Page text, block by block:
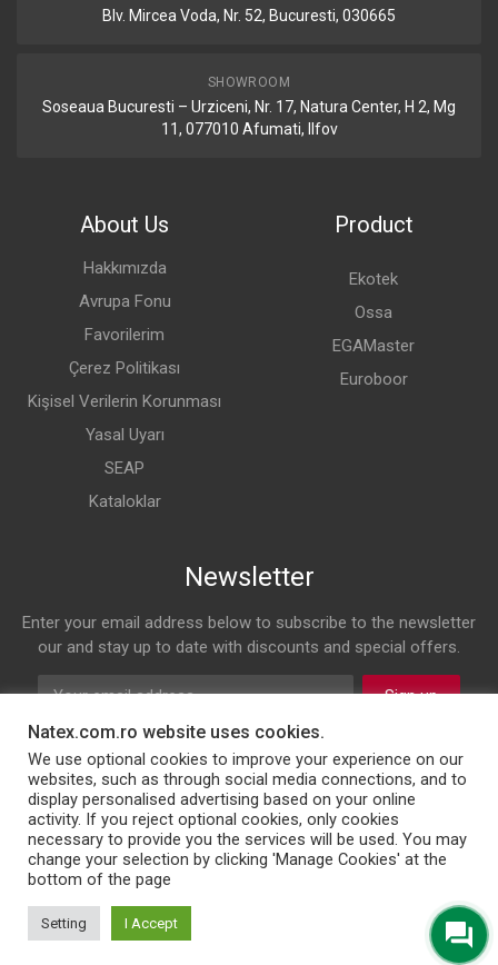
Blv. Mircea Voda, Nr. 52, Bucuresti, 030665
SHOWROOM
Soseaua Bucuresti – Urziceni, Nr. 17, Natura Center, H 2, Mg
11, 077010 Afumati, Ilfov
About Us
Hakkımızda
Avrupa Fonu
Favorilerim
Çerez Politikası
Kişisel Verilerin Korunması
Yasal Uyarı
SEAP
Kataloklar
Product
Ekotek
Ossa
EGAMaster
Euroboor
Newsletter
Enter your email address below to subscribe to the newsletter
our and stay up to date with discounts and special offers.
Sign up
Follow us on
FacebookTwitterInstagramLinkedIn
© 2026 NATEX INT SRL
Natex.com.ro website uses cookies.
We use optional cookies to improve your experience on our
websites, such as through social media connections, and to
display personalised advertising based on your online
activity. If you reject optional cookies, only cookies
necessary to provide you the services will be used. You may
change your selection by clicking 'Manage Cookies' at the
bottom of the page
Setting I Accept